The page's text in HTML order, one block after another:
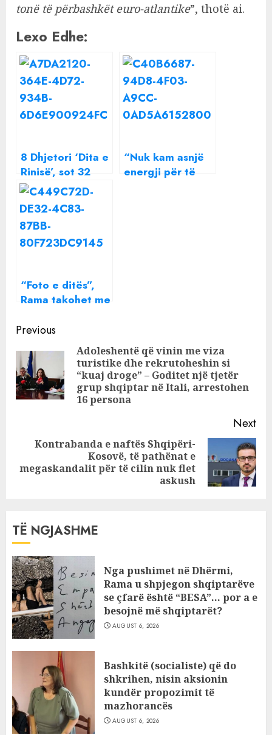
tonë të përbashkët euro-atlantike”, thotë ai.
Lexo Edhe:
8 Dhjetori ‘Dita e
Rinisë’, sot 32
vjet nga Lëvizja
“Nuk kam asnjë
energji për të
“Foto e ditës”,
Rama takohet me
amerikan, Joe
York
Continue
Reading
Previous
Adoleshentë që vinin me viza
turistike dhe rekrutoheshin si
“kuaj droge” – Goditet një tjetër
grup shqiptar në Itali, arrestohen
16 persona
Next
post:
Kontrabanda e naftës Shqipëri-
Kosovë, të pathënat e
megaskandalit për të cilin nuk flet
askush
TË NGJASHME
Nga pushimet në Dhërmi,
Rama u shpjegon shqiptarëve
se çfarë është “BESA”… por a e
besojnë më shqiptarët?
AUGUST 6, 2026
Bashkitë (socialiste) që do
shkrihen, nisin aksionin
kundër propozimit të
mazhorancës
AUGUST 6, 2026